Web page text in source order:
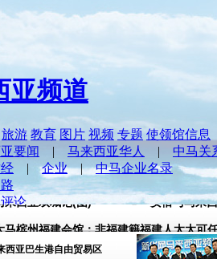
马副首相：行动党安顺补选候选人被操控
来西亚双城记(图) 安倍与马来
马副首相：行动党安顺补选候选人被操控
西亚巴生港自由贸易区